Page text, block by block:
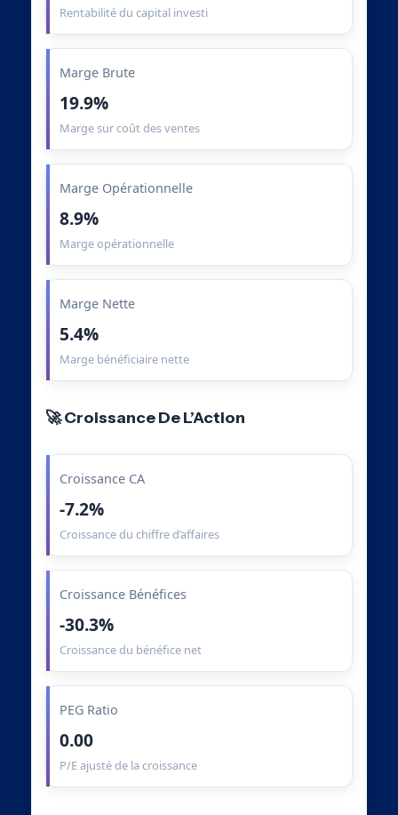
Rentabilité du capital investi
Marge Brute
19.9%
Marge sur coût des ventes
Marge Opérationnelle
8.9%
Marge opérationnelle
Marge Nette
5.4%
Marge bénéficiaire nette
🚀 Croissance De L’Action
Croissance CA
-7.2%
Croissance du chiffre d’affaires
Croissance Bénéfices
-30.3%
Croissance du bénéfice net
PEG Ratio
0.00
P/E ajusté de la croissance